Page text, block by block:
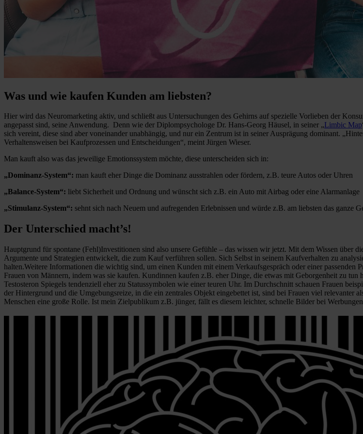
Was und wie kaufen Kunden am liebsten?
Hier wird das Neuromarketing aktiv, und schließt aus Untersuchungen des Gehirns auf spezielle Vorlieben der
angepasst sind, seine Anwendung. Denn wie der Diplompsychologe Dr. Hans-Georg Häusel, in seiner „Limbic Map
sich vereint, diese sind aber voneinander unabhängig, und nur ein Zentrum ist in seiner Ausprägung dominant.
Verhaltensweisen bei Kaufprozessen und Entscheidungen“, meint Jürgen Wieser.
Man kauft also was das jeweilige Emotionssystem möchte, diese unterscheiden sich in:
„Dominanz-System“: man kauft eher Dinge die Dominanz ausstrahlen oder fördern, z.B. teure Autos oder Uhren
„Balance-System“: liebt Sicherheit und Ordnung und wünscht sich z.B. ein Auto mit Airbag oder eine Alarmanlage
„Stimulanz-System“: sehnt sich nach Neuem und aufregenden Erlebnissen und würde z.B. am liebsten das ganze
Der Unterschied macht’s!
Hauptgrund für spontane (Fehl)Investitionen sind also unsere Gefühle – das wissen wir jetzt. Mit dem Wissen über
Argumente und Strategien entwickelt, die zum Kauf verführen sollen. Sich Selbst in seinem Kaufverhalten zu
halten.Weitere Informationen die wichtig sind, um einen Kunden mit einem Verkaufsgespräch oder einer passenden
Frauen von Männern, indem was sie kaufen. Kundinnen kaufen z.B. eher Dinge, die etwas mit Geborgenheit zu
Testosteron Spiegels tendenziell eher zu Statussymbolen wie einer teuren Uhr. Im Durchschnitt schauen Frauen
der Hintergrund und die Umgebungsreize, in die ein zentrales Objekt eingebettet ist, sind bei Frauen viel relevanter
Menschen eine große Rolle. Ist mein Zielpublikum z.B. jünger, fällt es diesem leichter, schnelle Bilder bei